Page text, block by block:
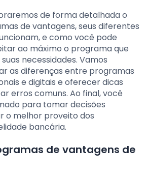
de forma detalhada o
de vantagens, seus diferentes
e como você pode
ao máximo o programa que
necessidades. Vamos
as diferenças entre programas
e digitais e oferecer dicas
erros comuns. Ao final, você
para tomar decisões
o melhor proveito dos
bancária.
de vantagens de